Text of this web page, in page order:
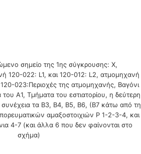
σημείο της 1ης σύγκρουσης: X,
120-022: L1, και 120-012: L2, ατμομηχανή
120-023:Περιοχές της ατμομηχανής, Βαγόνι
A1, Τμήματα του εστιατορίου, η δεύτερη
τα Β3, Β4, Β5, Β6, (Β7 κάτω από τη
αμαξοστοιχιών P 1-2-3-4, και
4-7 (και άλλα 6 που δεν φαίνονται στο
σχήμα)